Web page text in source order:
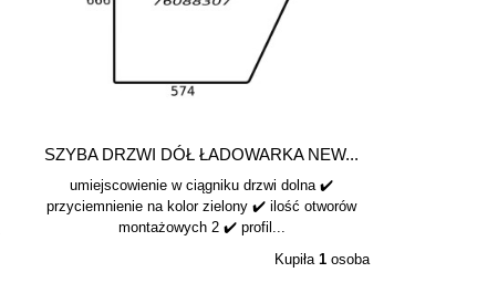
SZYBA DRZWI DÓŁ ŁADOWARKA NEW...
umiejscowienie w ciągniku drzwi dolna ✔️
przyciemnienie na kolor zielony ✔️ ilość otworów
montażowych 2 ✔️ profil...
Kupiła 1osoba